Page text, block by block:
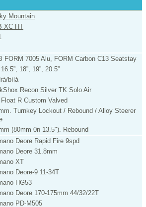
Mountain
XC HT
FORM 7005 Alu, FORM Carbon C13 Seatstay
16.5”, 18”, 19”, 20.5”
bílá
Recon Silver TK Solo Air
Float R Custom Valved
Turnkey Lockout / Rebound / Alloy Steerer
(80mm 0n 13.5"). Rebound
Deore Rapid Fire 9spd
Deore 31.8mm
XT
Deore-9 11-34T
HG53
Deore 170-175mm 44/32/22T
PD-M505